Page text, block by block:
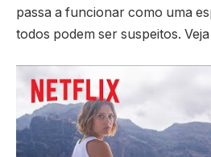
passa a funcionar como uma
todos podem ser suspeitos.